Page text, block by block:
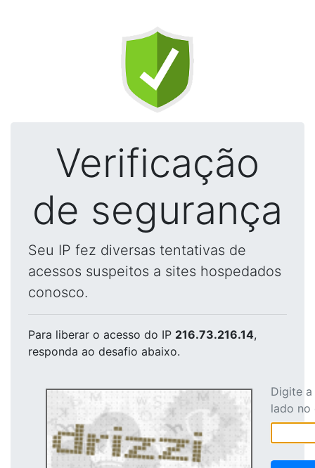
Verificação
de segurança
Seu IP fez diversas tentativas de
acessos suspeitos a sites hospedados
conosco.
Para liberar o acesso do IP 216.73.216.14,
responda ao desafio abaixo.
Digite
lado no